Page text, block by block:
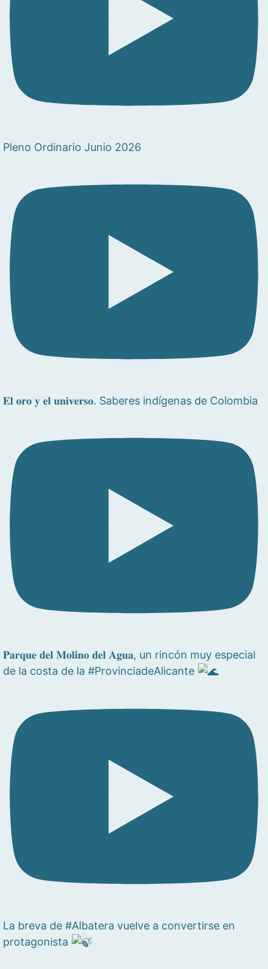
Pleno Ordinario Junio 2026
𝐄𝐥 𝐨𝐫𝐨 𝐲 𝐞𝐥 𝐮𝐧𝐢𝐯𝐞𝐫𝐬𝐨. Saberes indígenas de Colombia
𝐏𝐚𝐫𝐪𝐮𝐞 𝐝𝐞𝐥 𝐌𝐨𝐥𝐢𝐧𝐨 𝐝𝐞𝐥 𝐀𝐠𝐮𝐚, un rincón muy especial
de la costa de la #ProvinciadeAlicante
La breva de #Albatera vuelve a convertirse en
protagonista